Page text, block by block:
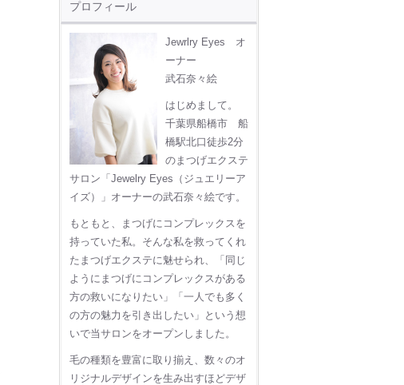
プロフィール
Jewrlry Eyes オ
ーナー
武石奈々絵
はじめまして。
千葉県船橋市 船
橋駅北口徒歩2分
のまつげエクステ
サロン「Jewelry Eyes（ジュエリーア
イズ）」オーナーの武石奈々絵です。
もともと、まつげにコンプレックスを
持っていた私。そんな私を救ってくれ
たまつげエクステに魅せられ、「同じ
ようにまつげにコンプレックスがある
方の救いになりたい」「一人でも多く
の方の魅力を引き出したい」という想
いで当サロンをオープンしました。
毛の種類を豊富に取り揃え、数々のオ
リジナルデザインを生み出すほどデザ